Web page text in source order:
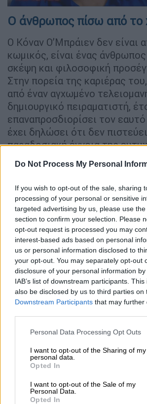
Do Not Process My Personal
If you wish to opt-out of the sale, sharing
processing of your personal or sensitive
targeted advertising by us, please use
section to confirm your selection. Please
opt-out request is processed you may
interest-based ads based on personal
us or personal information disclosed to
your opt-out. You may separately opt-out
disclosure of your personal information
IAB’s list of downstream participants.
also be disclosed by us to third parties on
Downstream Participants that may further
Please note that this website/app uses
not limited to your visit or usage
grant or deny consent to Google and its
use your data for below specified
consent section.
Personal Data Processing Opt Outs
I want to opt-out of the Sharing of my
personal data.
Opted In
I want to opt-out of the Sale of my
Personal Data.
Opted In
Ο άνθρωπος πίσω από το
Ο Κόναν Ο’Μπράιεν δεν είναι
κωμικός, είναι ένας
σκέψη και φιλοσοφική
Στην πορεία της καριέρας
από έναν αγχωμένο
δημιουργικό πειραματιστή,
επαναπροσδιορίσει τον
έχει δηλώσει ότι δεν
παραδοσιακή έννοια της
περιγράφει ως μια σύντομη
μετά τη βροχή.Αντί να
σταθερή ευφορία, αναζητά
ουσιαστικής πληρότητας.
θεώρηση της ζωής
στη στάση του απέναντι στην
κάθε νέα φάση είναι για
ανασύνθεσης και βαθύτερης
τι του προσφέρει πραγματική
Παρά τις αλλαγές,
στο χιούμορ και τη
χαρακτηριστικά στοιχεία την
και τις παρατραβηγμένες
καταστάσεις που τον κάνουν
Η φιλοσοφία του
δημιουργία και αγγίζει
όπως τη ζωή, τον θάνατο και